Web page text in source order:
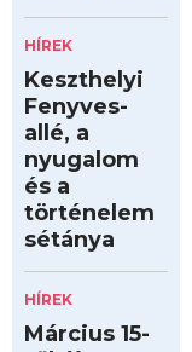
HÍREK
Keszthelyi
Fenyves-
allé, a
nyugalom
és a
történelem
sétánya
HÍREK
Március 15-